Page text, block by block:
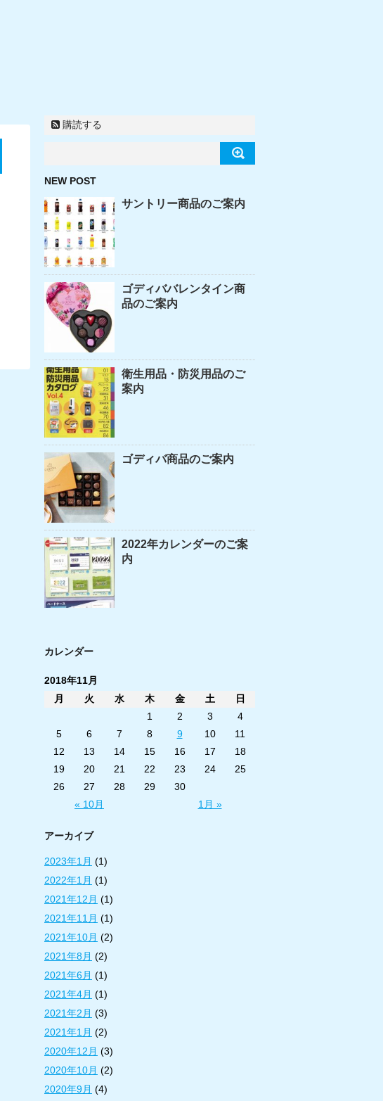
購読する
NEW POST
サントリー商品のご案内
ゴディババレンタイン商
品のご案内
衛生用品・防災用品のご
案内
ゴディバ商品のご案内
2022年カレンダーのご案
内
カレンダー
2018年11月
月
火 水 木 金 土 日
« 10月 1月 »
1 2 3
4
5
6 7 8 9 10
11
12
13 14 15 16 17
18
19
20 21 22 23 24
25
26
27 28 29 30
アーカイブ
2023年1月 (1)
2022年1月 (1)
2021年12月 (1)
2021年11月 (1)
2021年10月 (2)
2021年8月 (2)
2021年6月 (1)
2021年4月 (1)
2021年2月 (3)
2021年1月 (2)
2020年12月 (3)
2020年10月 (2)
2020年9月 (4)